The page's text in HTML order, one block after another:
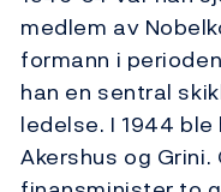
medlem av
formann i
han en sentral
ledelse. I 1944
Akershus og